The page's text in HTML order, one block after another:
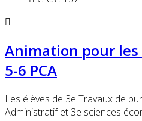
Animation pour les
5-6 PCA
Les élèves de 3e Travaux de
Administratif et 3e sciences